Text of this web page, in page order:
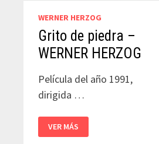
WERNER HERZOG
Grito de piedra –
WERNER HERZOG
Película del año 1991,
dirigida …
GRITO
DE
PIEDRA
VER MÁS